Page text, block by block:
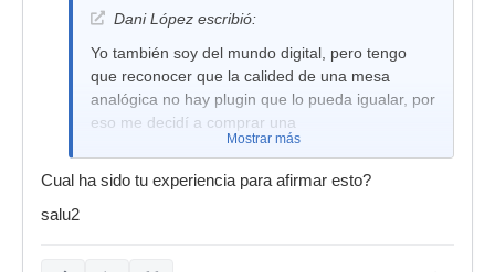
Dani López escribió:
Yo también soy del mundo digital, pero tengo
que reconocer que la calided de una mesa
analógica no hay plugin que lo pueda igualar, por
eso me decidí a comprar una
Mostrar más
Cual ha sido tu experiencia para afirmar esto?
salu2